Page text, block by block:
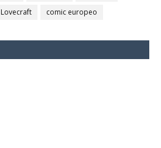
Lovecraft comic europeo